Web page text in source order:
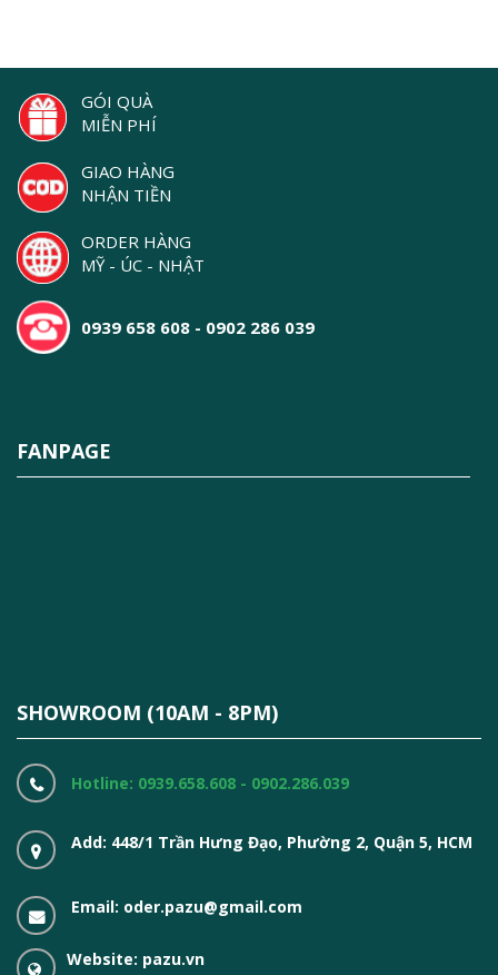
GÓI QUÀ
MIỄN PHÍ
GIAO HÀNG
NHẬN TIỀN
ORDER HÀNG
MỸ - ÚC - NHẬT
0939 658 608 - 0902 286 039
FANPAGE
SHOWROOM (10AM - 8PM)
Hotline: 0939.658.608 - 0902.286.039
Add: 448/1 Trần Hưng Đạo, Phường 2, Quận 5, HCM
Email: oder.pazu@gmail.com
Website: pazu.vn